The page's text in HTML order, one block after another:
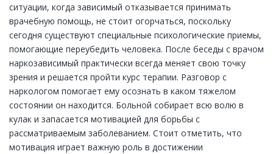
ситуации, когда зависимый отказывается принимать
врачебную помощь, не стоит огорчаться, поскольку
сегодня существуют специальные психологические приемы,
помогающие переубедить человека. После беседы с врачом
наркозависимый практически всегда меняет свою точку
зрения и решается пройти курс терапии. Разговор с
наркологом помогает ему осознать в каком тяжелом
состоянии он находится. Больной собирает всю волю в
кулак и запасается мотивацией для борьбы с
рассматриваемым заболеванием. Стоит отметить, что
мотивация играет важную роль в достижении